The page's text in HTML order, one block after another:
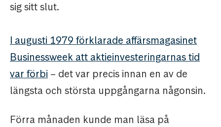
sig sitt slut.
I augusti 1979 förklarade affärsmagasinet
Businessweek att aktieinvesteringarnas tid
var förbi – det var precis innan en av de
längsta och största uppgångarna någonsin.
Förra månaden kunde man läsa på